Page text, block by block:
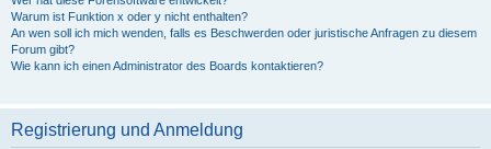
Warum ist Funktion x oder y nicht enthalten?
An wen soll ich mich wenden, falls es Beschwerden oder juristische Anfragen zu diesem
Forum gibt?
Wie kann ich einen Administrator des Boards kontaktieren?
Registrierung und Anmeldung